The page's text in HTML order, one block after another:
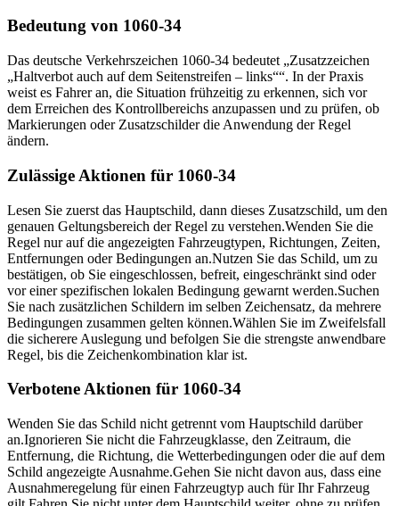
Bedeutung von 1060-34
Das deutsche Verkehrszeichen 1060-34 bedeutet „Zusatzzeichen
„Haltverbot auch auf dem Seitenstreifen – links““. In der Praxis
weist es Fahrer an, die Situation frühzeitig zu erkennen, sich vor
dem Erreichen des Kontrollbereichs anzupassen und zu prüfen, ob
Markierungen oder Zusatzschilder die Anwendung der Regel
ändern.
Zulässige Aktionen für 1060-34
Lesen Sie zuerst das Hauptschild, dann dieses Zusatzschild, um den
genauen Geltungsbereich der Regel zu verstehen.Wenden Sie die
Regel nur auf die angezeigten Fahrzeugtypen, Richtungen, Zeiten,
Entfernungen oder Bedingungen an.Nutzen Sie das Schild, um zu
bestätigen, ob Sie eingeschlossen, befreit, eingeschränkt sind oder
vor einer spezifischen lokalen Bedingung gewarnt werden.Suchen
Sie nach zusätzlichen Schildern im selben Zeichensatz, da mehrere
Bedingungen zusammen gelten können.Wählen Sie im Zweifelsfall
die sicherere Auslegung und befolgen Sie die strengste anwendbare
Regel, bis die Zeichenkombination klar ist.
Verbotene Aktionen für 1060-34
Wenden Sie das Schild nicht getrennt vom Hauptschild darüber
an.Ignorieren Sie nicht die Fahrzeugklasse, den Zeitraum, die
Entfernung, die Richtung, die Wetterbedingungen oder die auf dem
Schild angezeigte Ausnahme.Gehen Sie nicht davon aus, dass eine
Ausnahmeregelung für einen Fahrzeugtyp auch für Ihr Fahrzeug